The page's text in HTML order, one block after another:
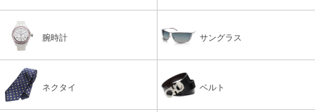
腕時計 サングラス
ネクタイ ベルト